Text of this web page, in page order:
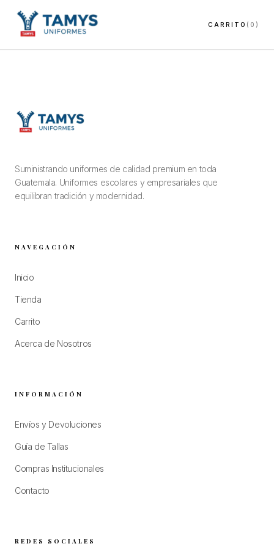
CARRITO (0)
Suministrando uniformes de calidad premium en toda
Guatemala. Uniformes escolares y empresariales que
equilibran tradición y modernidad.
NAVEGACIÓN
Inicio
Tienda
Carrito
Acerca de Nosotros
INFORMACIÓN
Envíos y Devoluciones
Guía de Tallas
Compras Institucionales
Contacto
REDES SOCIALES